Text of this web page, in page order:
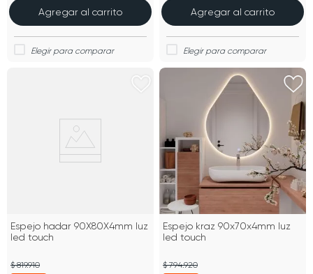
Agregar al carrito Agregar al carrito
Espejo hadar 90X80X4mm luz
led touch
$ 819.910
Espejo kraz 90x70x4mm luz
led touch
$ 794.920